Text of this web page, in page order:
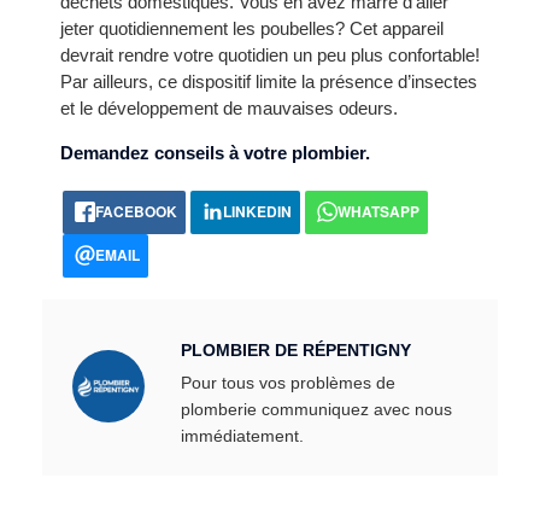
jeter quotidiennement les poubelles? Cet appareil
devrait rendre votre quotidien un peu plus confortable!
Par ailleurs, ce dispositif limite la présence d’insectes
et le développement de mauvaises odeurs.
Demandez conseils à votre plombier.
FACEBOOK LINKEDIN
WHATSAPP
EMAIL
PLOMBIER DE RÉPENTIGNY
Pour tous vos problèmes de
plomberie communiquez avec nous
immédiatement.